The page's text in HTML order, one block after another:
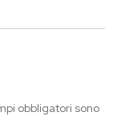
obbligatori sono